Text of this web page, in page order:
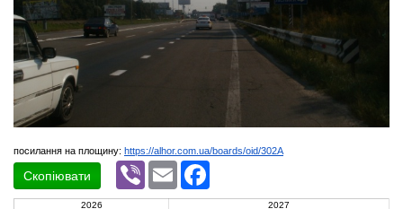
посилання на площину: https://alhor.com.ua/boards/oid/302A
Скопіювати
Viber Email
2026
2027